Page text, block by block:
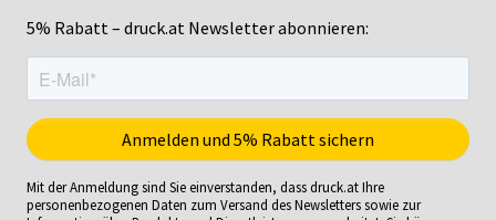
5% Rabatt – druck.at Newsletter abonnieren:
Mit der Anmeldung sind Sie einverstanden, dass druck.at Ihre
personenbezogenen Daten zum Versand des Newsletters sowie zur